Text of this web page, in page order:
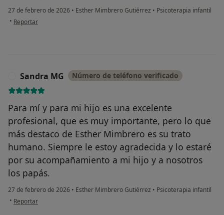
27 de febrero de 2026 • Esther Mimbrero Gutiérrez • Psicoterapia infantil
• en opinión del usuario Silvia Medina rosado
Reportar
Sandra MG Número de teléfono verificado
Para mí y para mi hijo es una excelente
profesional, que es muy importante, pero lo que
más destaco de Esther Mimbrero es su trato
humano. Siempre le estoy agradecida y lo estaré
por su acompañamiento a mi hijo y a nosotros
los papás.
27 de febrero de 2026 • Esther Mimbrero Gutiérrez • Psicoterapia infantil
• en opinión del usuario Sandra MG
Reportar